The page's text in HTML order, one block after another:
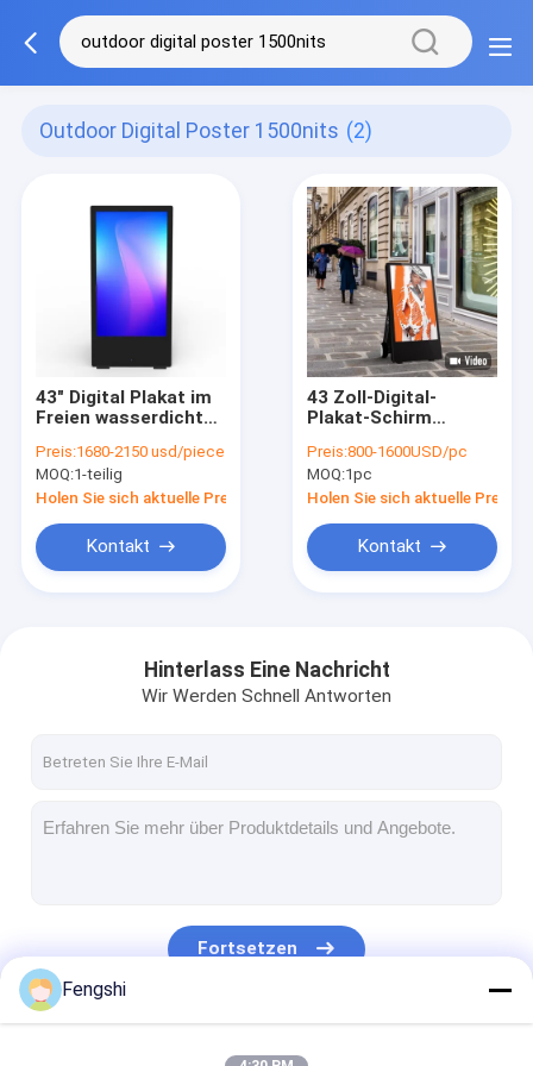
Outdoor Digital Poster 1500nits (2)
43" Digital Plakat im
Freien wasserdichtes
Preis:1680-2150 usd/piece
MOQ:1-teilig
Holen Sie sich aktuelle Preis
Kontakt
43 Zoll-Digital-
Plakat-Schirm
1500nit IP56
batteriebetrieben ein
Brett
Preis:800-1600USD/pc
MOQ:1pc
Holen Sie sich aktuelle Preis
Kontakt
Hinterlass Eine Nachricht
Wir Werden Schnell Antworten
Fortsetzen
Fengshi